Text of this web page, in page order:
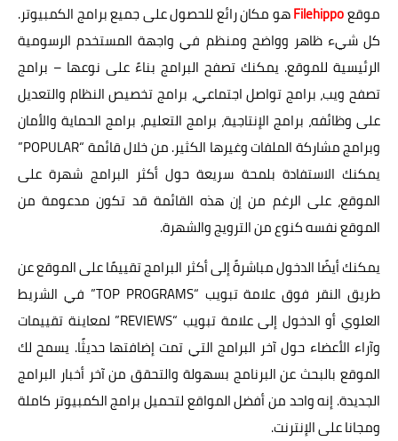
موقعFilehippoهو مكان رائع للحصول على جميع برامج الكمبيوتر.
كل شيء ظاهر وواضح ومنظم في واجهة المستخدم الرسومية
الرئيسية للموقع. يمكنك تصفح البرامج بناءً على نوعها – برامج
تصفح ويب، برامج تواصل اجتماعي، برامج تخصيص النظام والتعديل
على وظائفه، برامج الإنتاجية، برامج التعليم، برامج الحماية والأمان
وبرامج مشاركة الملفات وغيرها الكثير. من خلال قائمة “POPULAR”
يمكنك الاستفادة بلمحة سريعة حول أكثر البرامج شهرة على
الموقع، على الرغم من إن هذه القائمة قد تكون مدعومة من
الموقع نفسه كنوع من الترويج والشهرة.
يمكنك أيضًا الدخول مباشرةً إلى أكثر البرامج تقييمًا على الموقع عن
طريق النقر فوق علامة تبويب “TOP PROGRAMS” في الشريط
العلوي أو الدخول إلى علامة تبويب “REVIEWS” لمعاينة تقييمات
وآراء الأعضاء حول آخر البرامج التي تمت إضافتها حديثًا. يسمح لك
الموقع بالبحث عن البرنامج بسهولة والتحقق من آخر أخبار البرامج
الجديدة. إنه واحد من أفضل المواقع لتحميل برامج الكمبيوتر كاملة
ومجانا على الإنترنت.